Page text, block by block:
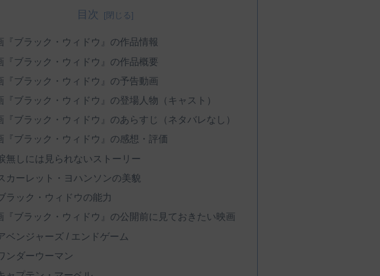
目次
『ブラック・ウィドウ』の作品情報
『ブラック・ウィドウ』の作品概要
『ブラック・ウィドウ』の予告動画
『ブラック・ウィドウ』の登場人物（キャスト）
『ブラック・ウィドウ』のあらすじ（ネタバレなし）
『ブラック・ウィドウ』の感想・評価
無しには見られないストーリー
カーレット・ヨハンソンの美貌
ラック・ウィドウの能力
『ブラック・ウィドウ』の公開前に見ておきたい映画
ベンジャーズ / エンドゲーム
ンダーウーマン